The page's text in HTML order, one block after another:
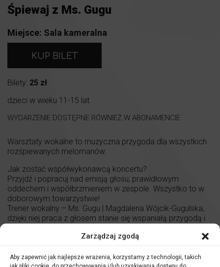
Zarządzaj zgodą
Aby zapewnić jak najlepsze wrażenia, korzystamy z technologii, takich
Śpiewaj z Ms. Gugu
Miejsce: Sala kameralna
KUP BILET
Bilety: 25 zł
dzieci w wieku 11-15 lat
WYDARZENIE DOSTĘPNE RÓWNIEŻ W ABONAMENCIE
Warsztaty wokalne to muzyczna przygoda dla wszystkich
rozśpiewanych melomanów.
Jak zostać współwykonawcą koncertu?
Przyjdź i popracuj nad emisją głosu, prawidłowym
oddechem i współbrzmieniem w zespole. Wszystko to w
doborowym towarzystwie!
Trener wokalny – Ms. Gugu | Magdalena Wójcik-Gugulska,
dzięki niej praca z głosem stanie się wspaniałą przygodą i
Nie zwlekaj! Każdy głos ma moc!
Więcej informacji na temat warsztatów.